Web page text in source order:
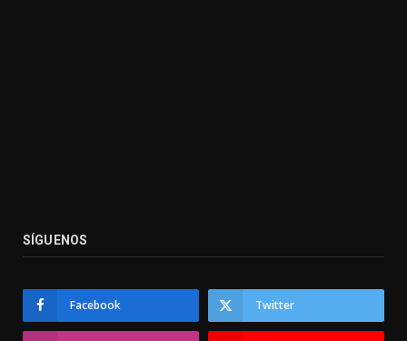
SÍGUENOS
Facebook Twitter